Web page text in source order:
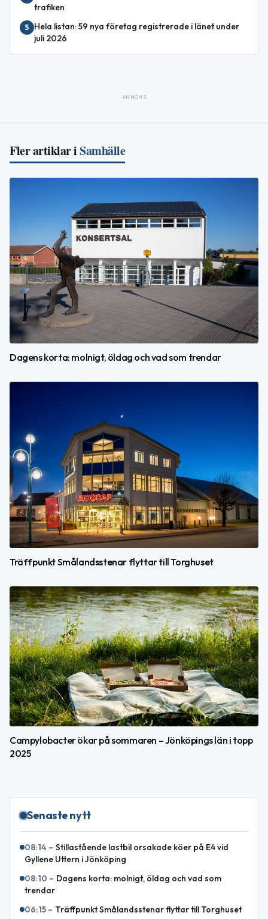
trafiken
5
Hela listan: 59 nya företag registrerade i länet under
juli 2026
ANNONS
Fler artiklar iSamhälle
Dagens korta: molnigt, öldag och vad som trendar
Träffpunkt Smålandsstenar flyttar till Torghuset
Campylobacter ökar på sommaren – Jönköpings län i topp
2025
Senaste nytt
08:14 – Stillastående lastbil orsakade köer på E4 vid
Gyllene Uttern i Jönköping
08:10 – Dagens korta: molnigt, öldag och vad som
trendar
06:15 – Träffpunkt Smålandsstenar flyttar till Torghuset